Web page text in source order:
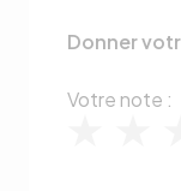
Donner
Votre note :